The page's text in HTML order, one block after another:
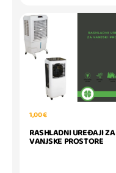
1,00 €
RASHLADNI UREĐAJI ZA
VANJSKE PROSTORE